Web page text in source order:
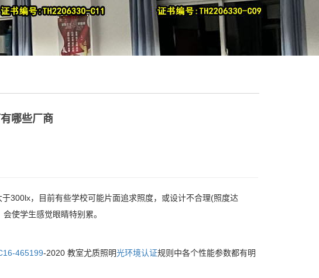
哪些厂商
300lx，目前有些学校可能片面追求照度，或设计不合理(照度达
使学生感觉眼睛特别累。
465199-2020 教室尤质照明光环境认证规则中各个性能参数都有明